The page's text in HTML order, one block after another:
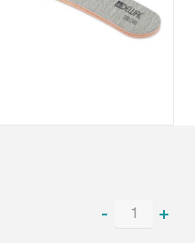
- +